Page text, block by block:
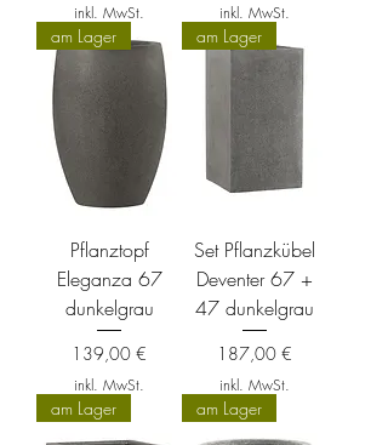
inkl. MwSt. inkl. MwSt.
am Lager
Pflanztopf
Eleganza 67
dunkelgrau
Preis
139,00 €
inkl. MwSt.
am Lager
Set Pflanzkübel
Deventer 67 +
47 dunkelgrau
Preis
187,00 €
inkl. MwSt.
am Lager am Lager